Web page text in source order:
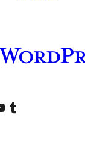
account
YouTube channel
Visit our Tumblr account